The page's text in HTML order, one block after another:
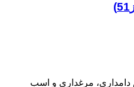
دامداری، مرغداری و اسب‌